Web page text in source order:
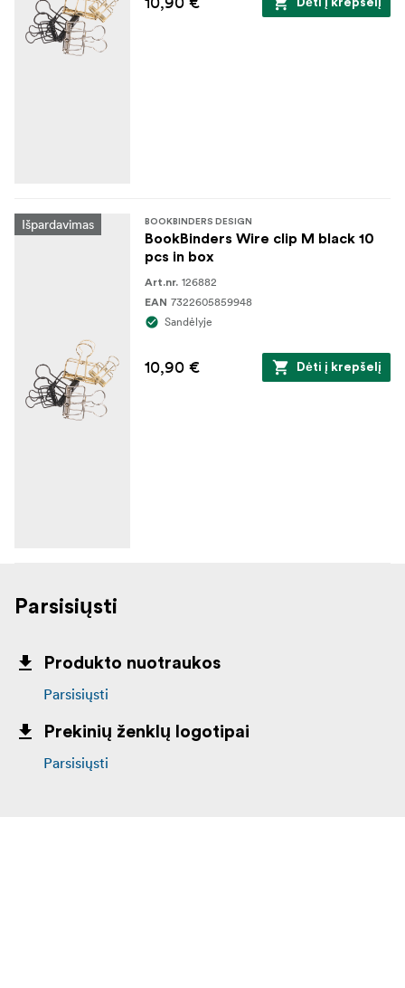
Dėti į krepšelį
Išpardavimas BOOKBINDERS DESIGN
BookBinders Wire clip M black 10
pcs in box
Art.nr. 126882
EAN 7322605859948
Sandėlyje
10,90 € Dėti į krepšelį
Parsisiųsti
Produkto nuotraukos
Parsisiųsti
Prekinių ženklų logotipai
Parsisiųsti